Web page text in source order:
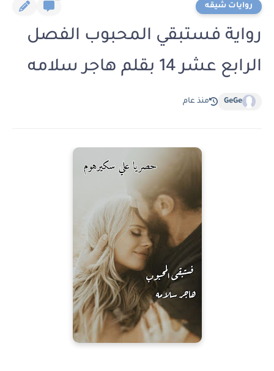
روايات شيقه
رواية فستبقي المحبوب الفصل
الرابع عشر 14 بقلم هاجر سلامه
GeGe منذ عام